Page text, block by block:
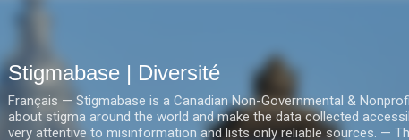
Stigmabase | Diversité
Français — Stigmabase is a Canadian Non-Governmental &
about stigma around the world and make the data collected
very attentive to misinformation and lists only reliable sources. —